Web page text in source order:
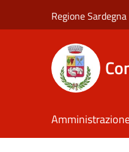
Regione Sardegna